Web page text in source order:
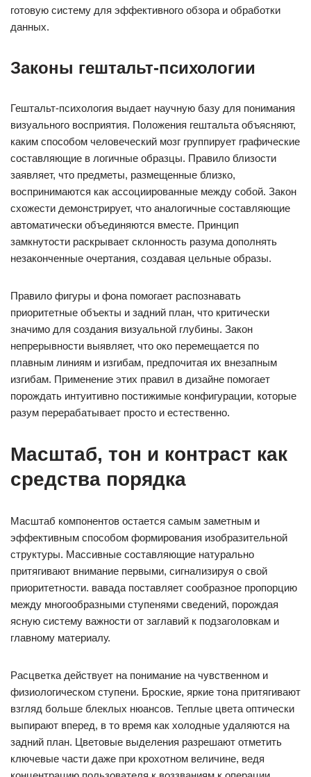
готовую систему для эффективного обзора и обработки
данных.
Законы гештальт-психологии
Гештальт-психология выдает научную базу для понимания
визуального восприятия. Положения гештальта объясняют,
каким способом человеческий мозг группирует графические
составляющие в логичные образцы. Правило близости
заявляет, что предметы, размещенные близко,
воспринимаются как ассоциированные между собой. Закон
схожести демонстрирует, что аналогичные составляющие
автоматически объединяются вместе. Принцип
замкнутости раскрывает склонность разума дополнять
незаконченные очертания, создавая цельные образы.
Правило фигуры и фона помогает распознавать
приоритетные объекты и задний план, что критически
значимо для создания визуальной глубины. Закон
непрерывности выявляет, что око перемещается по
плавным линиям и изгибам, предпочитая их внезапным
изгибам. Применение этих правил в дизайне помогает
порождать интуитивно постижимые конфигурации, которые
разум перерабатывает просто и естественно.
Масштаб, тон и контраст как
средства порядка
Масштаб компонентов остается самым заметным и
эффективным способом формирования изобразительной
структуры. Массивные составляющие натурально
притягивают внимание первыми, сигнализируя о свой
приоритетности. вавада поставляет сообразное пропорцию
между многообразными ступенями сведений, порождая
ясную систему важности от заглавий к подзаголовкам и
главному материалу.
Расцветка действует на понимание на чувственном и
физиологическом ступени. Броские, яркие тона притягивают
взгляд больше блеклых нюансов. Теплые цвета оптически
выпирают вперед, в то время как холодные удаляются на
задний план. Цветовые выделения разрешают отметить
ключевые части даже при крохотном величине, ведя